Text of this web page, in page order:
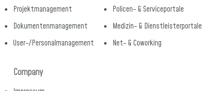
Projektmanagement
Dokumentenmanagement
User-/Personalmanagement
Policen- & Serviceportale
Medizin- & Dienstleisterportale
Net- & Coworking
Company